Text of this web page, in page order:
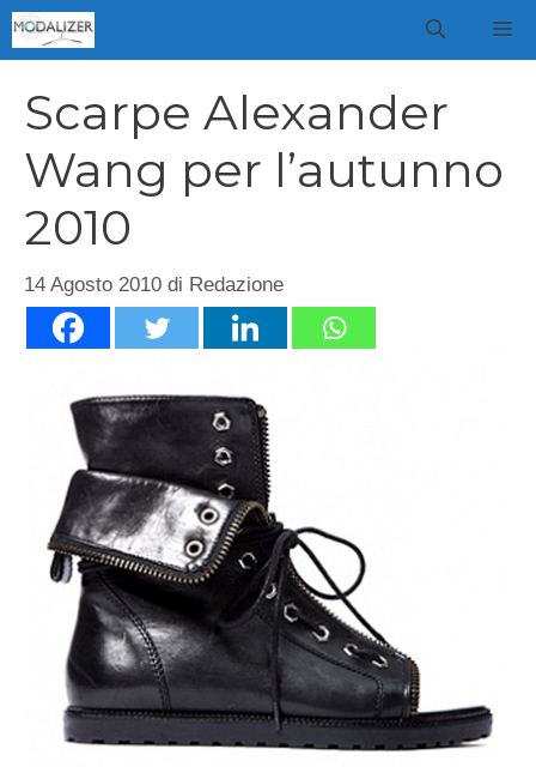
Vai
al
Scarpe Alexander
Wang per l’autunno
2010
14 Agosto 2010 di Redazione